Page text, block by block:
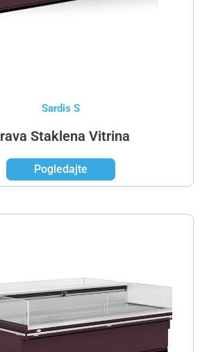
Sardis S
Staklena Vitrina
Pogledajte